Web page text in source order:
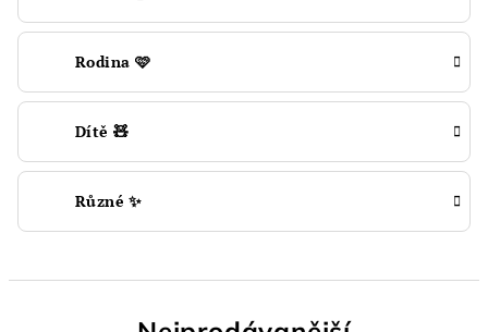
Rodina 🩷
Dítě 🧸
Různé ✨